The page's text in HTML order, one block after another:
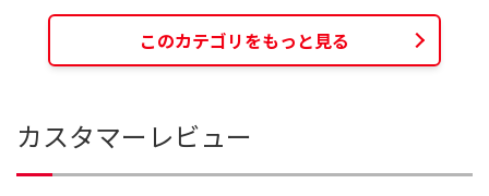
このカテゴリをもっと見る
カスタマーレビュー